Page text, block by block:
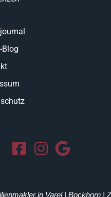
Blog
in Varel | Bockhorn |